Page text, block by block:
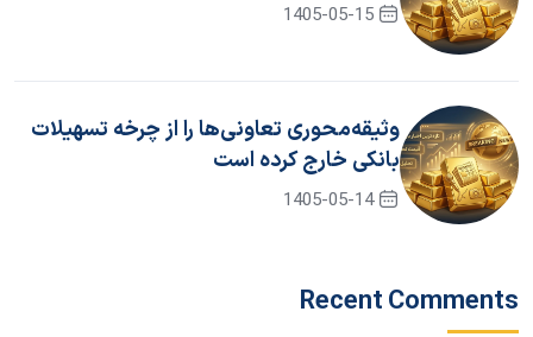
1405-05-15
وثیقه‌محوری تعاونی‌ها را از چرخه تسهیلات
بانکی خارج کرده است
1405-05-14
Recent Comments